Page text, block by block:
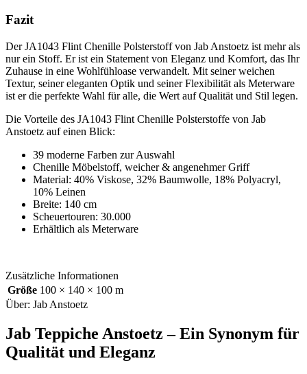
Fazit
Der JA1043 Flint Chenille Polsterstoff von Jab Anstoetz ist mehr als
nur ein Stoff. Er ist ein Statement von Eleganz und Komfort, das Ihr
Zuhause in eine Wohlfühloase verwandelt. Mit seiner weichen
Textur, seiner eleganten Optik und seiner Flexibilität als Meterware
ist er die perfekte Wahl für alle, die Wert auf Qualität und Stil legen.
Die Vorteile des JA1043 Flint Chenille Polsterstoffe von Jab
Anstoetz auf einen Blick:
39 moderne Farben zur Auswahl
Chenille Möbelstoff, weicher & angenehmer Griff
Material: 40% Viskose, 32% Baumwolle, 18% Polyacryl,
10% Leinen
Breite: 140 cm
Scheuertouren: 30.000
Erhältlich als Meterware
Zusätzliche Informationen
Größe 100 × 140 × 100 m
Über: Jab Anstoetz
Jab Teppiche Anstoetz – Ein Synonym für
Qualität und Eleganz